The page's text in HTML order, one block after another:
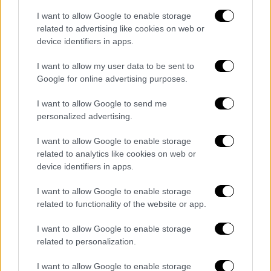
I want to allow Google to enable storage
related to advertising like cookies on web or
device identifiers in apps.
I want to allow my user data to be sent to
Google for online advertising purposes.
I want to allow Google to send me
personalized advertising.
I want to allow Google to enable storage
related to analytics like cookies on web or
device identifiers in apps.
I want to allow Google to enable storage
related to functionality of the website or app.
I want to allow Google to enable storage
related to personalization.
I want to allow Google to enable storage
επίσκεψη ήταν το θέμα του Eurofighter.
Αναμένεται η θετική προσέγγιση της
Γερμανίας, μιας από τις χώρες της
κοινοπραξίας του Eurofighter, για το θέμα
αυτό. Οι τεχνικές συζητήσεις με
των κατασκευαστικών εταιρειών
συνεχίζονται".
Αναφέροντας ότι οι δύοπλευρές
συναντηθούν μετά την ολοκλήρωση των
τη διάρκεια αυτής της συνάντησης θα γίνουν
κοινές επισκοπήσεις και αξιολογήσεις.
Αναφέροντας ότι θα οριστικοποιηθεί η
συμφωνία και θα ξεκινήσει το
χρονοδιάγραμμα, οι πηγές δήλωσαν: "Η